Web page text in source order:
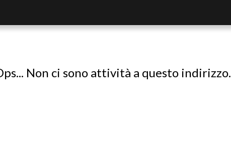
Non ci sono attività a questo indirizzo.